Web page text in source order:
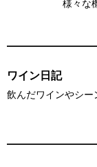
様々な
ワイン日記
飲んだワインやシー